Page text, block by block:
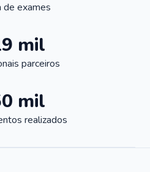
de exames
mil
parceiros
mil
realizados